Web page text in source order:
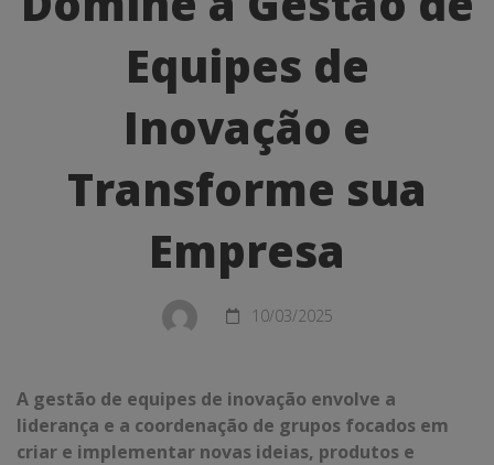
a
Gestão
Equipes
Inovação
Transforme
Empresa
Equipes de
Inovação e
Transforme sua
Empresa
10/03/2025
A gestão de equipes de inovação envolve a
liderança e a coordenação de grupos focados em
criar e implementar novas ideias, produtos e